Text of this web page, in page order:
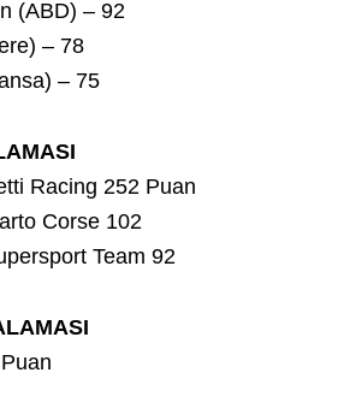
(ABD) – 92
– 78
– 75
Racing 252 Puan
Corse 102
Team 92